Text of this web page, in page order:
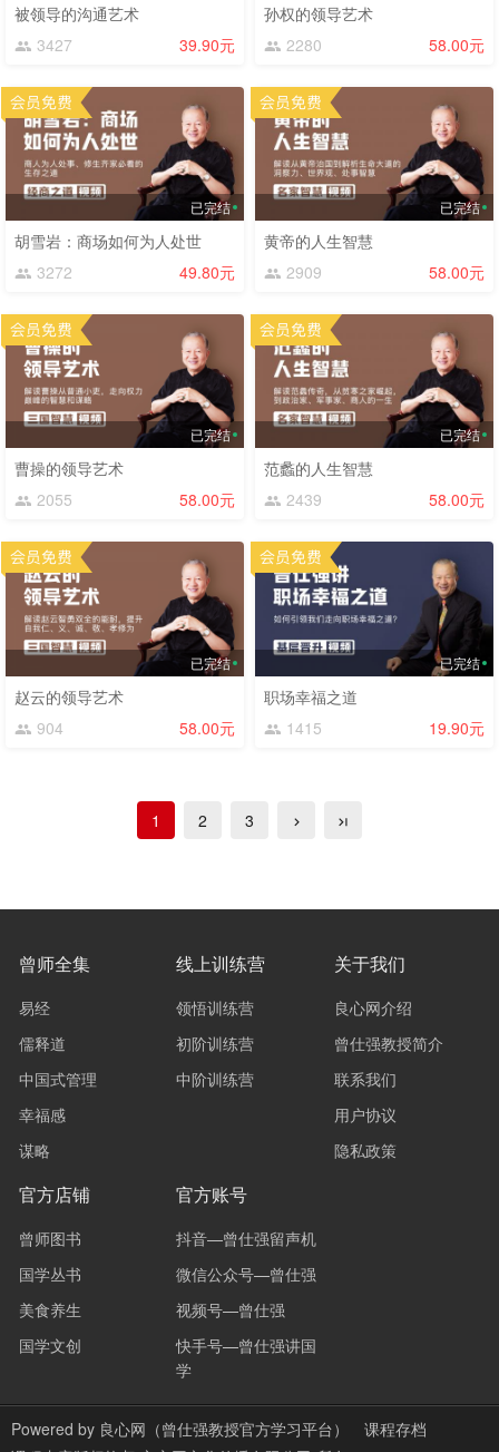
被领导的沟通艺术
3427
39.90元
孙权的领导艺术
2280
58.00元
已完结
胡雪岩：商场如何为人处世
3272
49.80元
已完结
黄帝的人生智慧
2909
58.00元
已完结
曹操的领导艺术
2055
58.00元
已完结
范蠡的人生智慧
2439
58.00元
已完结
赵云的领导艺术
904
58.00元
已完结
职场幸福之道
1415
19.90元
1 2 3
曾师全集
易经
儒释道
中国式管理
幸福感
谋略
线上训练营
领悟训练营
初阶训练营
中阶训练营
关于我们
良心网介绍
曾仕强教授简介
联系我们
用户协议
隐私政策
官方店铺
曾师图书
国学丛书
美食养生
国学文创
官方账号
抖音—曾仕强留声机
微信公众号—曾仕强
视频号—曾仕强
快手号—曾仕强讲国
学
Powered by 良心网（曾仕强教授官方学习平台）
课程存档